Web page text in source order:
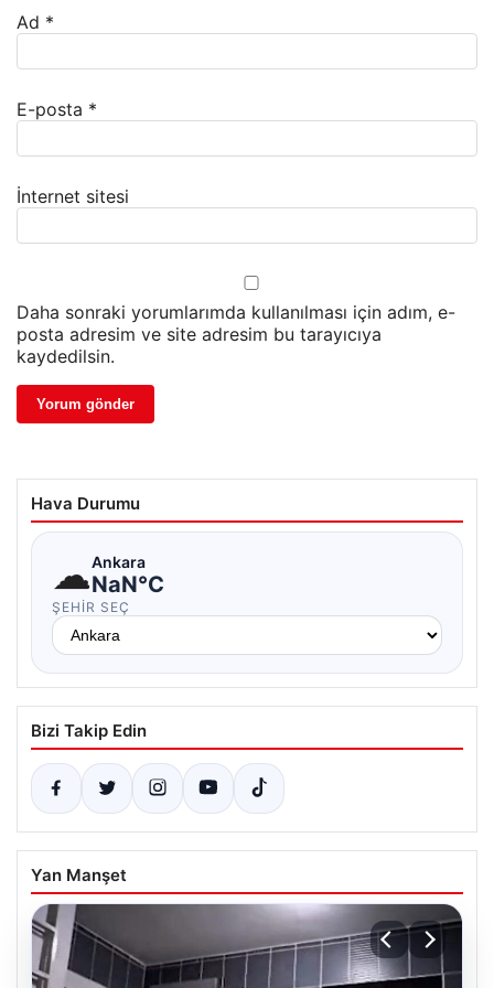
Ad *
E-posta *
İnternet sitesi
Daha sonraki yorumlarımda kullanılması için adım, e-
posta adresim ve site adresim bu tarayıcıya
kaydedilsin.
Hava Durumu
☁Ankara
NaN°C
ŞEHIR SEÇ
Bizi Takip Edin
Yan Manşet